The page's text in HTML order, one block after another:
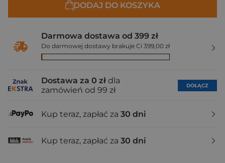
DODAJ DO KOSZYKA
Darmowa dostawa od 399 zł
Do darmowej dostawy brakuje Ci 399,00 zł
Dostawa za 0 zł dla
zamówień od 99 zł
DOŁĄCZ
Kup teraz, zapłać za 30 dni
Kup teraz, zapłać za 30 dni